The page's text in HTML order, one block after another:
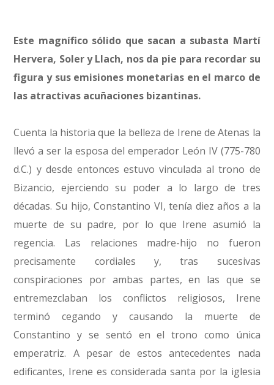
Este magnífico sólido que sacan a subasta Martí
Hervera, Soler y Llach, nos da pie para recordar su
figura y sus emisiones monetarias en el marco de
las atractivas acuñaciones bizantinas.
Cuenta la historia que la belleza de Irene de Atenas la
llevó a ser la esposa del emperador León IV (775-780
d.C.) y desde entonces estuvo vinculada al trono de
Bizancio, ejerciendo su poder a lo largo de tres
décadas. Su hijo, Constantino VI, tenía diez años a la
muerte de su padre, por lo que Irene asumió la
regencia. Las relaciones madre-hijo no fueron
precisamente cordiales y, tras sucesivas
conspiraciones por ambas partes, en las que se
entremezclaban los conflictos religiosos, Irene
terminó cegando y causando la muerte de
Constantino y se sentó en el trono como única
emperatriz. A pesar de estos antecedentes nada
edificantes, Irene es considerada santa por la iglesia